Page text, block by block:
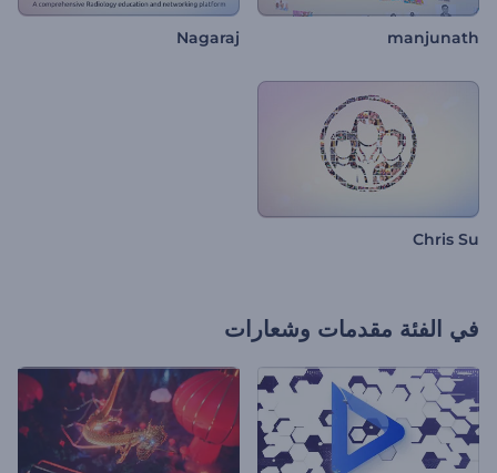
manjunath
Nagaraj
Chris Su
في الفئة مقدمات وشعارات